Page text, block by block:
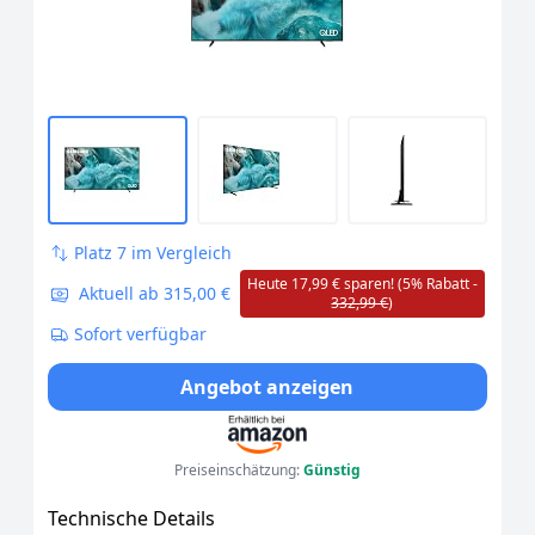
[Länderversion Ungarisch]
Platz 7 im Vergleich
Aktuell ab 315,00 €
Heute 17,99 € sparen! (5% Rabatt -
332,99 €)
Sofort verfügbar
Angebot anzeigen
Preiseinschätzung:Günstig
Technische Details